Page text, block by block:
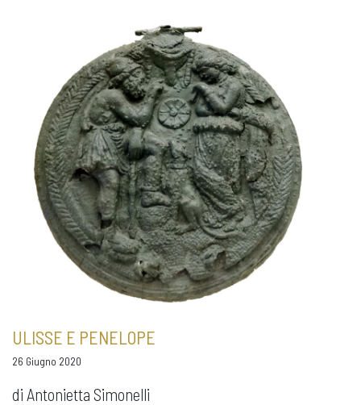
ULISSE E PENELOPE
26 Giugno 2020
di Antonietta Simonelli